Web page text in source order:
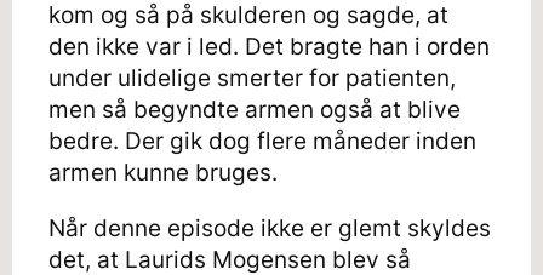
kom og så på skulderen og sagde, at
den ikke var i led. Det bragte han i orden
under ulidelige smerter for patienten,
men så begyndte armen også at blive
bedre. Der gik dog flere måneder inden
armen kunne bruges.
Når denne episode ikke er glemt skyldes
det, at Laurids Mogensen blev så